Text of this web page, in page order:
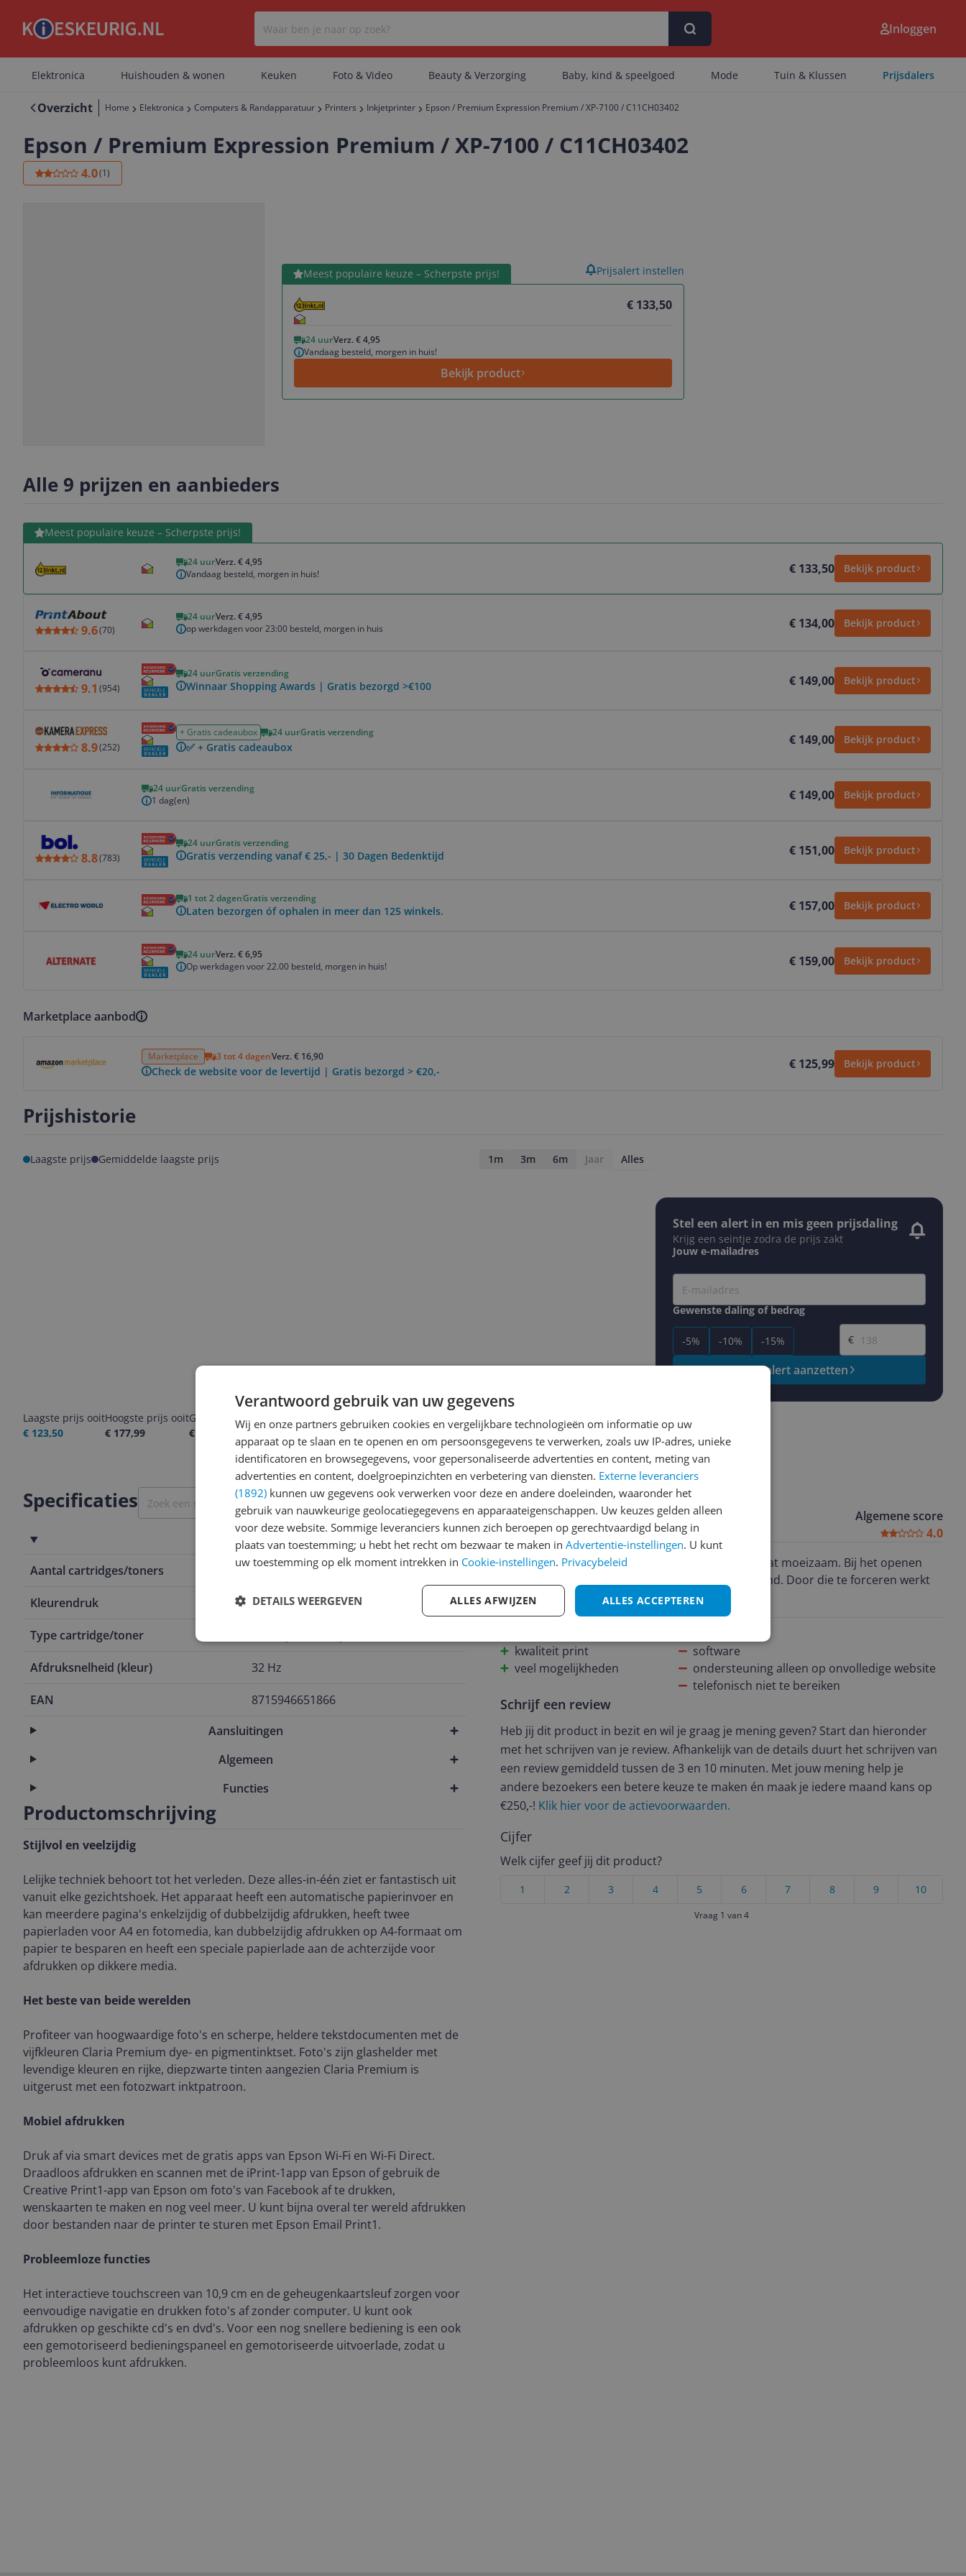
Er zijn geen categorieën gevonden.
Inloggen
Elektronica Huishouden & wonen Keuken Foto & Video Beauty & Verzorging Baby, kind & speelgoed Mode Tuin & Klussen Prijsdalers
Overzicht Home Elektronica Computers & Randapparatuur Printers Inkjetprinter Epson / Premium Expression Premium / XP-7100 / C11CH03402
Epson / Premium Expression Premium / XP-7100 / C11CH03402
4.0(1)
Meest populaire keuze – Scherpste prijs!
€ 133,50
24 uurVerz. € 4,95
Vandaag besteld, morgen in huis!
Bekijk product
Bekijk product Prijsalert instellen
Alle 9 prijzen en aanbieders
Meest populaire keuze – Scherpste prijs!
24 uurVerz. € 4,95
Vandaag besteld, morgen in huis!
€ 133,50 Bekijk product
Bekijk product
9.6(70)
24 uurVerz. € 4,95
op werkdagen voor 23:00 besteld, morgen in huis
€ 134,00 Bekijk product
9.1 (954)
24 uurGratis verzending
Winnaar Shopping Awards | Gratis bezorgd >€100 € 149,00 Bekijk product
8.9(252)
+ Gratis cadeaubox 24 uurGratis verzending
✅ + Gratis cadeaubox € 149,00 Bekijk product
24 uurGratis verzending
1 dag(en)
€ 149,00 Bekijk product
8.8(783)
24 uurGratis verzending
Gratis verzending vanaf € 25,- | 30 Dagen Bedenktijd € 151,00 Bekijk product
1 tot 2 dagenGratis verzending
Laten bezorgen óf ophalen in meer dan 125 winkels. € 157,00 Bekijk product
24 uurVerz. € 6,95
Op werkdagen voor 22.00 besteld, morgen in huis!
€ 159,00 Bekijk product
Marketplace aanbod
Marketplace 3 tot 4 dagenVerz. € 16,90
Check de website voor de levertijd | Gratis bezorgd > €20,- € 125,99 Bekijk product
Prijshistorie
Laagste prijs Gemiddelde laagste prijs 1m 3m 6m Jaar Alles
Laagste prijs ooit
€ 123,50
Hoogste prijs ooit
€ 177,99
Goedkoopste nu
€ 125,99
Laatste prijsupdate
06-08-2026
Stel een alert in en mis geen prijsdaling
Krijg een seintje zodra de prijs zakt
Jouw e-mailadres
Gewenste daling of bedrag
-5% -10% -15%
Gewenste prijs
€
Prijsalert aanzetten
Specificaties
Technisch
Aantal cartridges/toners
5 Hz
Kleurendruk Nee
Type cartridge/toner
Afdruksnelheid (kleur) 32 Hz
EAN
8715946651866
Aansluitingen
Algemeen
Functies
Productomschrijving
Stijlvol en veelzijdig
Lelijke techniek behoort tot het verleden. Deze alles-in-één ziet er fantastisch uit
vanuit elke gezichtshoek. Het apparaat heeft een automatische papierinvoer en
kan meerdere pagina's enkelzijdig of dubbelzijdig afdrukken, heeft twee
papierladen voor A4 en fotomedia, kan dubbelzijdig afdrukken op A4-formaat om
papier te besparen en heeft een speciale papierlade aan de achterzijde voor
afdrukken op dikkere media.
Het beste van beide werelden
Profiteer van hoogwaardige foto's en scherpe, heldere tekstdocumenten met de
vijfkleuren Claria Premium dye- en pigmentinktset. Foto's zijn glashelder met
levendige kleuren en rijke, diepzwarte tinten aangezien Claria Premium is
uitgerust met een fotozwart inktpatroon.
Mobiel afdrukken
Druk af via smart devices met de gratis apps van Epson Wi-Fi en Wi-Fi Direct.
Draadloos afdrukken en scannen met de iPrint-1app van Epson of gebruik de
Creative Print1-app van Epson om foto's van Facebook af te drukken,
wenskaarten te maken en nog veel meer. U kunt bijna overal ter wereld afdrukken
door bestanden naar de printer te sturen met Epson Email Print1.
Probleemloze functies
Het interactieve touchscreen van 10,9 cm en de geheugenkaartsleuf zorgen voor
eenvoudige navigatie en drukken foto's af zonder computer. U kunt ook
afdrukken op geschikte cd's en dvd's. Voor een nog snellere bediening is een ook
een gemotoriseerd bedieningspaneel en gemotoriseerde uitvoerlade, zodat u
probleemloos kunt afdrukken.
Reviews
gerard am
04-03-2025
Algemene score
4.0
Software werkt niet goed. Cartridge vervangen gaat moeizaam. Bij het openen
van betreffende lade staan ze niet in de juiste stand. Door die te forceren werkt
het wel.
kwaliteit print
veel mogelijkheden
software
ondersteuning alleen op onvolledige website
telefonisch niet te bereiken
Schrijf een review
Heb jij dit product in bezit en wil je graag je mening geven? Start dan hieronder
met het schrijven van je review. Afhankelijk van de details duurt het schrijven van
een review gemiddeld tussen de 3 en 10 minuten. Met jouw mening help je
andere bezoekers een betere keuze te maken én maak je iedere maand kans op
€250,-! Klik hier voor de actievoorwaarden.
Cijfer
Welk cijfer geef jij dit product?
10
9
8
7
6
5
4
3
2
1
Vraag 1 van 4
Verantwoord gebruik van uw gegevens
Wij en onze partners gebruiken cookies en vergelijkbare technologieën om informatie op uw
apparaat op te slaan en te openen en om persoonsgegevens te verwerken, zoals uw IP-adres, unieke
identificatoren en browsegegevens, voor gepersonaliseerde advertenties en content, meting van
advertenties en content, doelgroepinzichten en verbetering van diensten. Externe leveranciers
(1892) kunnen uw gegevens ook verwerken voor deze en andere doeleinden, waaronder het
gebruik van nauwkeurige geolocatiegegevens en apparaateigenschappen. Uw keuzes gelden alleen
voor deze website. Sommige leveranciers kunnen zich beroepen op gerechtvaardigd belang in
plaats van toestemming; u hebt het recht om bezwaar te maken in Advertentie-instellingen. U kunt
uw toestemming op elk moment intrekken in Cookie-instellingen. Privacybeleid
ALLES ACCEPTEREN
ALLES AFWIJZEN
DETAILS WEERGEVEN